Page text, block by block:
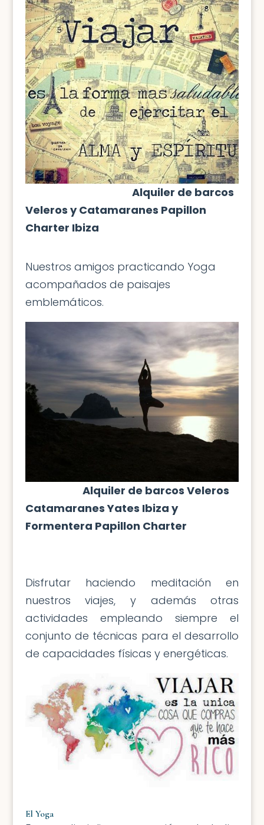
Alquiler de barcos
Veleros y Catamaranes Papillon
Charter Ibiza
Nuestros amigos practicando Yoga
acompañados de paisajes
emblemáticos.
Alquiler de barcos Veleros
Catamaranes Yates Ibiza y
Formentera Papillon Charter
Disfrutar haciendo meditación en
nuestros viajes, y además otras
actividades empleando siempre el
conjunto de técnicas para el desarrollo
de capacidades físicas y energéticas.
El Yoga